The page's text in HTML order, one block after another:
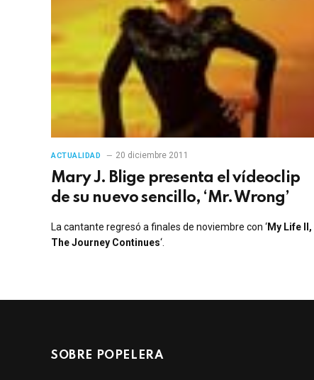
ACTUALIDAD 20 diciembre 2011
Mary J. Blige presenta el vídeoclip
de su nuevo sencillo, ‘Mr. Wrong’
La cantante regresó a finales de noviembre con ‘My Life II,
The Journey Continues‘.
SOBRE POPELERA